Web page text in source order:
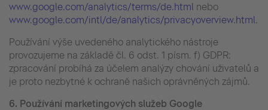
www.google.com/analytics/terms/de.html nebo
www.google.com/intl/de/analytics/privacyoverview.html.
Používání výše uvedeného analytického nástroje
provozujeme na základě čl. 6 odst. 1 písm. f) GDPR:
zpracování probíhá za účelem analýzy chování uživatelů a
je proto nezbytné k ochraně našich oprávněných zájmů.
6. Používání marketingových služeb Google